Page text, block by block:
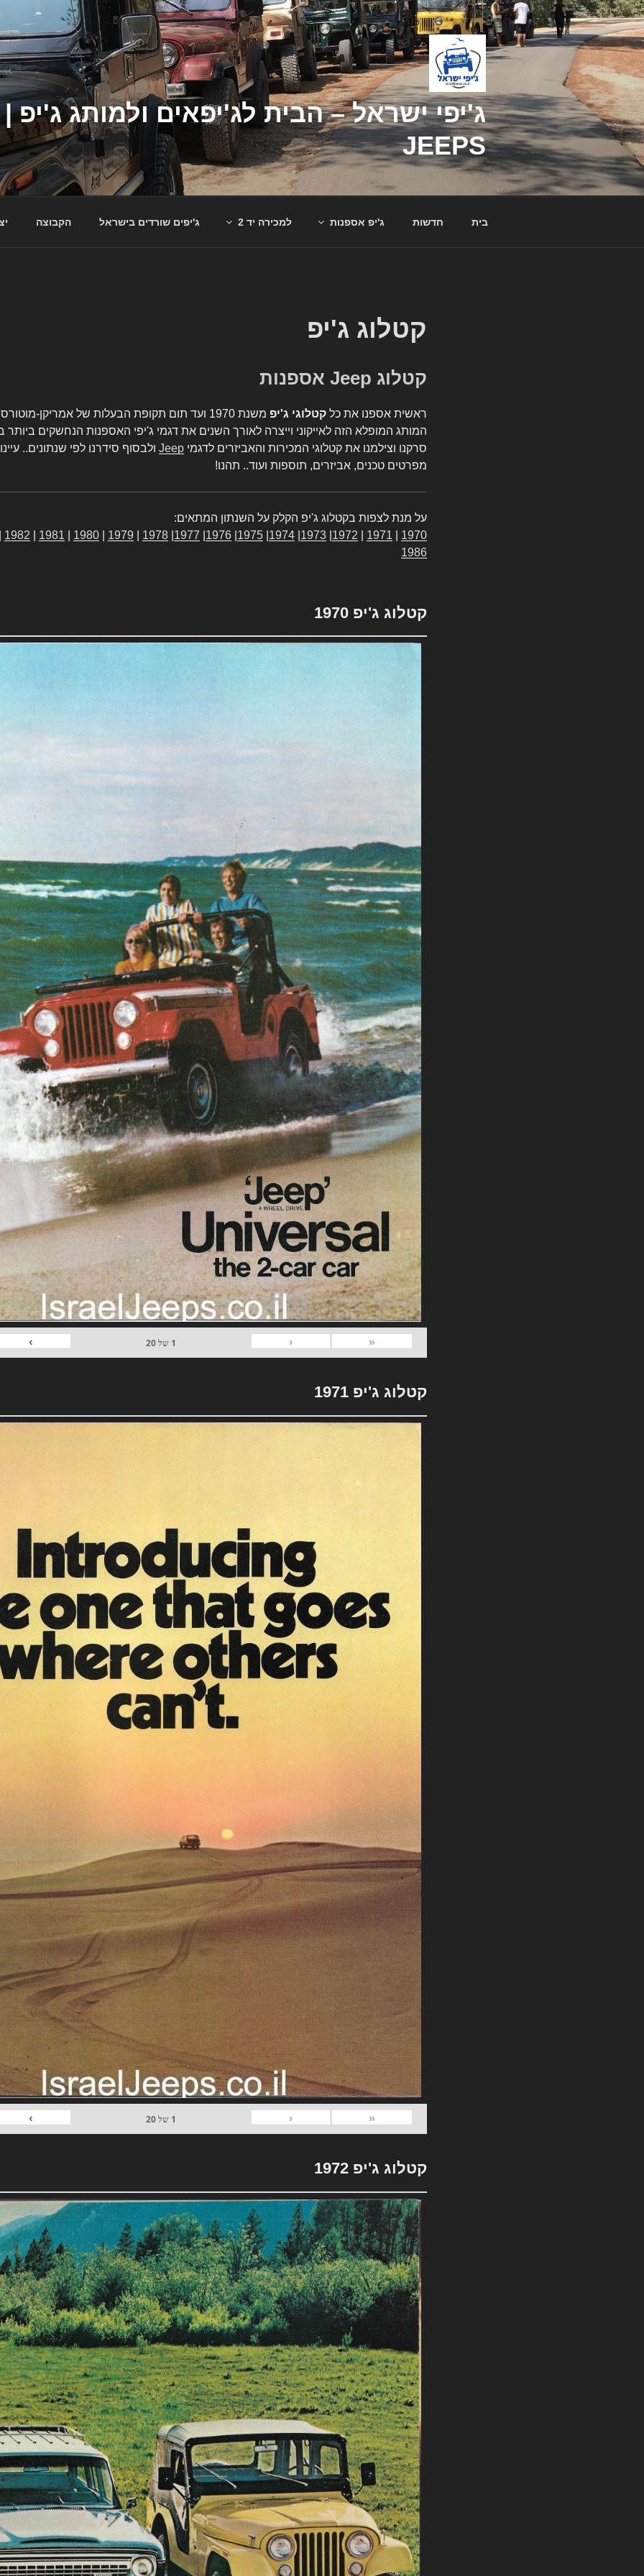
דילוג
לתוכן
JEEPS
בית חדשות ג'יפ אספנות למכירה יד 2 ג'יפים שורדים בישראל הקבוצה
קטלוג ג'יפ
קטלוג Jeep אספנות
ראשית אספנו את כל קטלוגי ג'יפ
משנת 1970 ועד תום תקופת הבעלות של אמריקן-
המותג המופלא הזה לאייקוני וייצרה לאורך השנים את דגמי ג'יפי האספנות הנחשקים
סרקנו וצילמנו את קטלוגי המכירות והאביזרים לדגמי Jeep ולבסוף סידרנו לפי שנתונים..
מפרטים טכנים, אביזרים, תוספות ועוד.. תהנו!
על מנת לצפות בקטלוג ג'יפ הקלק על השנתון המתאים:
1970
1971
1972
1973
1974
1975
1976
1977
1978
1979
1980
1981
1982
1986
קטלוג ג'יפ 1970
«
‹
1 של20
›
קטלוג ג'יפ 1971
«
‹
1 של20
›
קטלוג ג'יפ 1972